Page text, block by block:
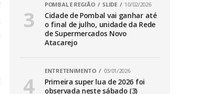
POMBAL E REGIÃO SLIDE 10/02/2026
Cidade de Pombal vai ganhar até
o final de julho, unidade da Rede
de Supermercados Novo
Atacarejo
ENTRETENIMENTO 03/01/2026
Primeira super lua de 2026 foi
observada neste sábado (3)